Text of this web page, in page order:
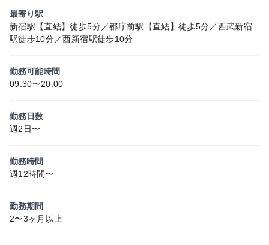
最寄り駅
新宿駅【直結】徒歩5分／都庁前駅【直結】徒歩5分／西武新宿
駅徒歩10分／西新宿駅徒歩10分
勤務可能時間
09:30〜20:00
勤務日数
週2日〜
勤務時間
週12時間〜
勤務期間
2〜3ヶ月以上